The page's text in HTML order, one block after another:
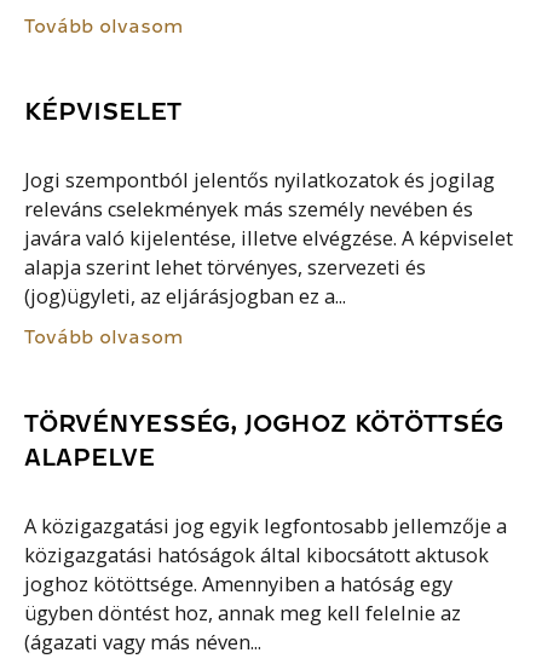
Tovább olvasom
KÉPVISELET
Jogi szempontból jelentős nyilatkozatok és jogilag
releváns cselekmények más személy nevében és
javára való kijelentése, illetve elvégzése. A képviselet
alapja szerint lehet törvényes, szervezeti és
(jog)ügyleti, az eljárásjogban ez a...
Tovább olvasom
TÖRVÉNYESSÉG, JOGHOZ KÖTÖTTSÉG
ALAPELVE
A közigazgatási jog egyik legfontosabb jellemzője a
közigazgatási hatóságok által kibocsátott aktusok
joghoz kötöttsége. Amennyiben a hatóság egy
ügyben döntést hoz, annak meg kell felelnie az
(ágazati vagy más néven...